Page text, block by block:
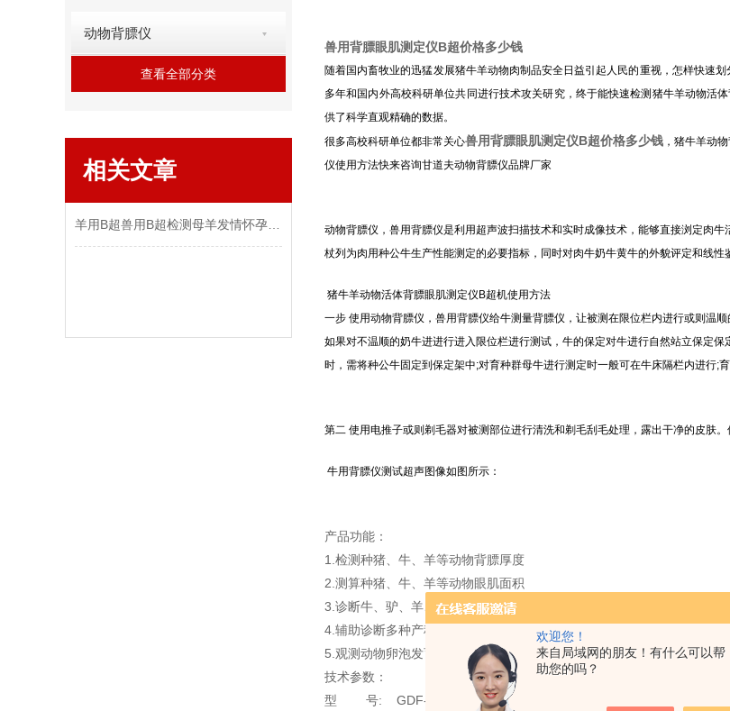
欢迎您！
来自局域网的朋友！有什么可以帮
助您的吗？
动物背膘仪
查看全部分类
相关文章
兽用背膘眼肌测定仪B超价格多少钱
随着国内畜牧业的迅猛发展猪牛羊动物肉制品安全日益引起人民的重视，怎样快速
多年和国内外高校科研单位共同进行技术攻关研究，终于能快速检测猪牛羊动物活
供了科学直观精确的数据。
很多高校科研单位都非常关心兽用背膘眼肌测定仪B超价格多少钱 ，猪牛羊动
仪使用方法快来咨询甘道夫动物背膘仪品牌厂家
动物背膘仪，兽用背膘仪是利用超声波扫描技术和实时成像技术，能够直接浏定肉
杖列为肉用种公牛生产性能测定的必要指标，同时对肉牛奶牛黄牛的外貌评定和线
猪牛羊动物活体背膘眼肌测定仪B超机使用方法
一步 使用动物背膘仪，兽用背膘仪给牛测量背膘仪，让被测在限位栏内进行或则温顺
如果对不温顺的奶牛进进行进入限位栏进行测试，牛的保定对牛进行自然站立保定
时，需将种公牛固定到保定架中;对育种群母牛进行测定时一般可在牛床隔栏内进行;
第二 使用电推子或则剃毛器对被测部位进行清洗和剃毛刮毛处理，露出干净的皮肤
牛用背膘仪测试超声图像如图所示：
产品功能：
1.检测种猪、牛、羊等动物背膘厚度
2.测算种猪、牛、羊等动物眼肌面积
3.诊断牛、驴、羊、猪、狗等妊娠情况
4.辅助诊断多种产科疾病
5.观测动物卵泡发育和黄体
技术参数：
型 号: GDF-V80